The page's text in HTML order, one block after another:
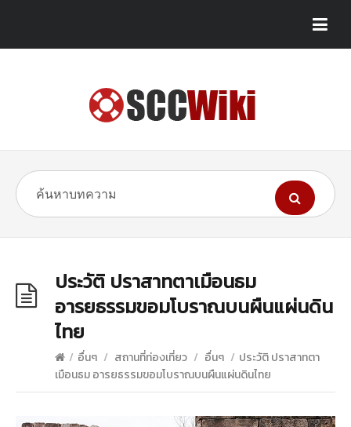
ประวัติ ปราสาทตาเมือนธม
อารยธรรมขอมโบราณบนผืนแผ่นดิน
ไทย
/ อื่นๆ / สถานที่ท่องเที่ยว / อื่นๆ / ประวัติ ปราสาทตา
เมือนธม อารยธรรมขอมโบราณบนผืนแผ่นดินไทย